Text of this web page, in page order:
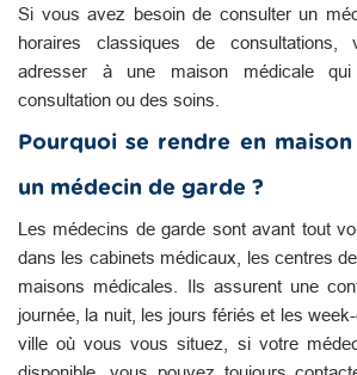
Si vous avez besoin de consulter un
horaires classiques de consultations,
adresser à une maison médicale
consultation ou des soins.
Pourquoi se rendre en
un médecin de garde ?
Les médecins de garde sont avant tout
dans les cabinets médicaux, les centres
maisons médicales. Ils assurent une
journée, la nuit, les jours fériés et les
ville où vous vous situez, si votre